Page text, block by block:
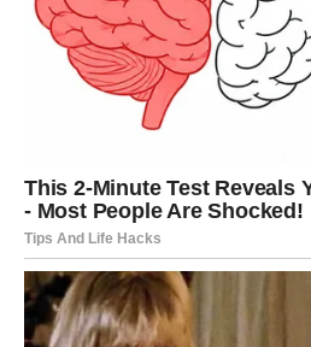
NAGRADA ZA
Ribe su znak koji najviše oseća.
zato što su slabe, već zato što
idealizuju, praštaju, daju
zaboli.
Ali sudbina sve pamti.
I sada dolazi period u kojem Ribe
mislile da više ne postoji: